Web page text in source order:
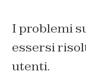
I problemi
essersi
utenti.